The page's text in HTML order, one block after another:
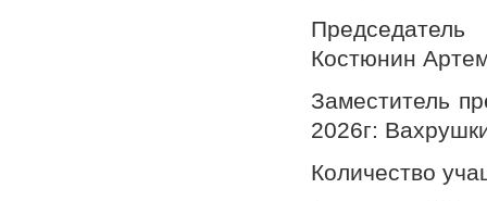
Костюнин
Заместитель
2026г:
Количество